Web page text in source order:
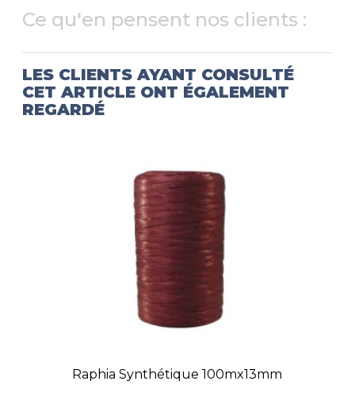
Ce qu'en pensent nos clients :
LES CLIENTS AYANT CONSULTÉ
CET ARTICLE ONT ÉGALEMENT
REGARDÉ
Raphia Synthétique 100mx13mm